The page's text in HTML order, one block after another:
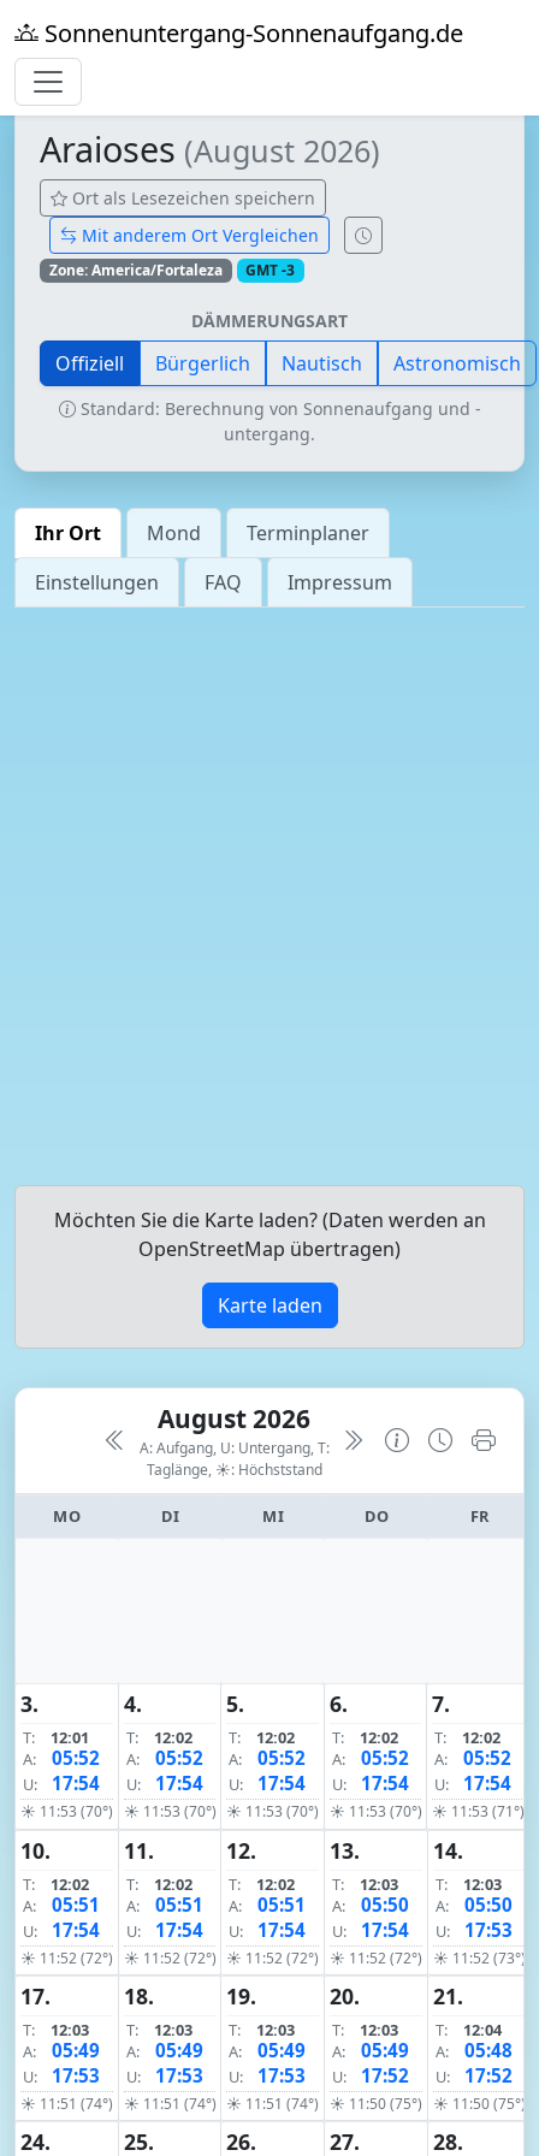
Sonnenuntergang-Sonnenaufgang.de
Araioses (August 2026)
Ort als Lesezeichen speichern
Mit anderem Ort Vergleichen
Zone: America/Fortaleza GMT -3
DÄMMERUNGSART
Offiziell Bürgerlich Nautisch Astronomisch
Standard: Berechnung von Sonnenaufgang und -
untergang.
Ihr Ort Mond
Terminplaner
Einstellungen
FAQ Impressum
Möchten Sie die Karte laden? (Daten werden an
OpenStreetMap übertragen)
Karte laden
August 2026
A: Aufgang, U: Untergang, T:
Taglänge, ☀: Höchststand
MO DI MI DO FR
3.
T:
12:01
A:
05:52
U: 17:54
☀ 11:53 (70°)
4.
T:
12:02
A:
05:52
U: 17:54
☀ 11:53 (70°)
5.
T:
12:02
A:
05:52
U: 17:54
☀ 11:53 (70°)
6.
T:
12:02
A:
05:52
U: 17:54
☀ 11:53 (70°)
7.
T:
12:02
A:
05:52
U: 17:54
☀ 11:53 (71°)
10.
T:
12:02
A:
05:51
U: 17:54
☀ 11:52 (72°)
11.
T:
12:02
A:
05:51
U: 17:54
☀ 11:52 (72°)
12.
T:
12:02
A:
05:51
U: 17:54
☀ 11:52 (72°)
13.
T:
12:03
A:
05:50
U: 17:54
☀ 11:52 (72°)
14.
T:
12:03
A:
05:50
U: 17:53
☀ 11:52 (73°)
17.
T:
12:03
A:
05:49
U: 17:53
☀ 11:51 (74°)
18.
T:
12:03
A:
05:49
U: 17:53
☀ 11:51 (74°)
19.
T:
12:03
A:
05:49
U: 17:53
☀ 11:51 (74°)
20.
T:
12:03
A:
05:49
U: 17:52
☀ 11:50 (75°)
21.
T:
12:04
A:
05:48
U: 17:52
☀ 11:50 (75°)
24. 25. 26. 27. 28.